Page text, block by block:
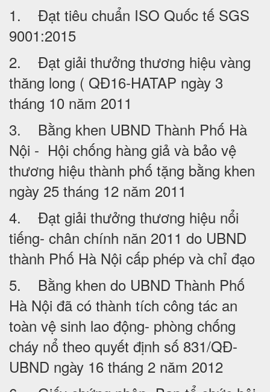
1. Đạt tiêu chuẩn ISO Quốc tế SGS
9001:2015
2. Đạt giải thưởng thương hiệu vàng
thăng long ( QĐ16-HATAP ngày 3
tháng 10 năm 2011
3. Bằng khen UBND Thành Phố Hà
Nội - Hội chống hàng giả và bảo vệ
thương hiệu thành phố tặng bằng khen
ngày 25 tháng 12 năm 2011
4. Đạt giải thưởng thương hiệu nổi
tiếng- chân chính năn 2011 do UBND
thành Phố Hà Nội cấp phép và chỉ đạo
5. Bằng khen do UBND Thành Phố
Hà Nội đã có thành tích công tác an
toàn vệ sinh lao động- phòng chống
cháy nổ theo quyết định số 831/QĐ-
UBND ngày 16 tháng 2 năm 2012